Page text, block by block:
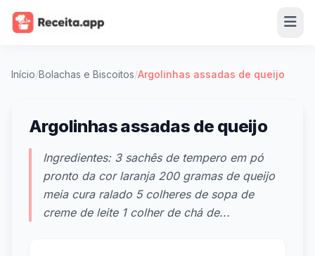
Início/Bolachas e Biscoitos/Argolinhas assadas de queijo
Argolinhas assadas de queijo
Ingredientes: 3 sachês de tempero em pó
pronto da cor laranja 200 gramas de queijo
meia cura ralado 5 colheres de sopa de
creme de leite 1 colher de chá de...